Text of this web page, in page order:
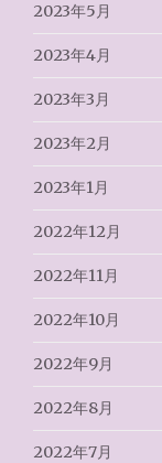
2023年5月
2023年4月
2023年3月
2023年2月
2023年1月
2022年12月
2022年11月
2022年10月
2022年9月
2022年8月
2022年7月